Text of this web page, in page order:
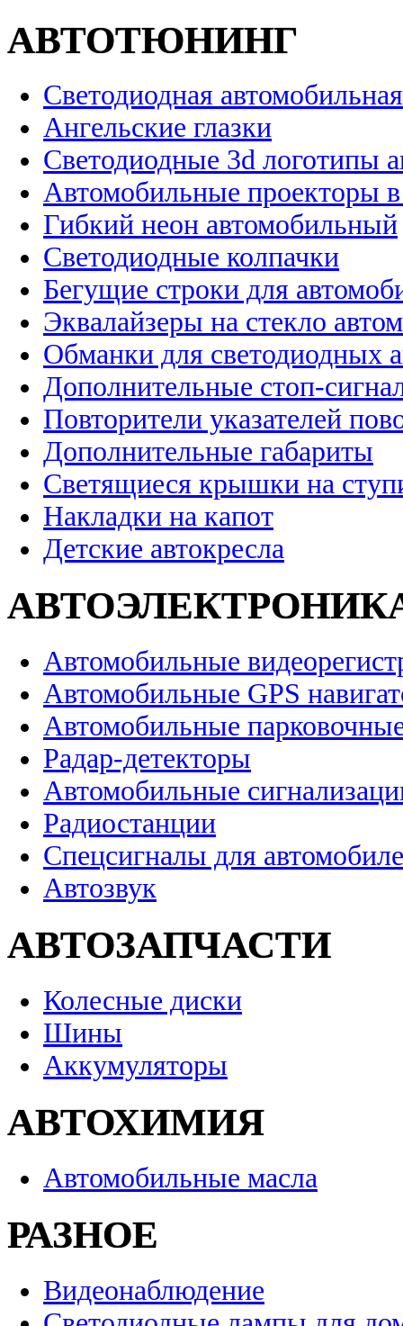
АВТОТЮНИНГ
Светодиодная
Ангельские глазки
Светодиодные 3d логотипы
Автомобильные проекторы
Гибкий неон автомобильный
Светодиодные колпачки
Бегущие строки для
Эквалайзеры на стекло
Обманки для светодиодных
Дополнительные стоп-
Повторители указателей
Дополнительные габариты
Светящиеся крышки на
Накладки на капот
Детские автокресла
Автомобильные
Автомобильные GPS
Автомобильные
Радар-детекторы
Автомобильные
Радиостанции
Спецсигналы для
Автозвук
АВТОЗАПЧАСТИ
Колесные диски
Шины
Аккумуляторы
АВТОХИМИЯ
Автомобильные масла
РАЗНОЕ
Видеонаблюдение